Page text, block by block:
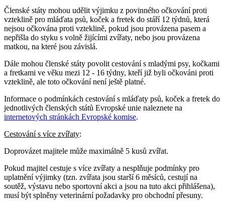
Členské státy mohou udělit výjimku z povinného očkování proti
vzteklině pro mláďata psů, koček a fretek do stáří 12 týdnů, která
nejsou očkována proti vzteklině, pokud jsou provázena pasem a
nepřišla do styku s volně žijícími zvířaty, nebo jsou provázena
matkou, na které jsou závislá.
Dále mohou členské státy povolit cestování s mladými psy, kočkami
a fretkami ve věku mezi 12 - 16 týdny, kteří již byli očkováni proti
vzteklině, ale toto očkování není ještě platné.
Informace o podmínkách cestování s mláďaty psů, koček a fretek do
jednotlivých členských států Evropské unie naleznete na
internetových stránkách Evropské komise.
Cestování s více zvířaty:
Doprovázet majitele může maximálně 5 kusů zvířat.
Pokud majitel cestuje s více zvířaty a nesplňuje podmínky pro
uplatnění výjimky (tzn. zvířata jsou starší 6 měsíců, cestují na
soutěž, výstavu nebo sportovní akci a jsou na tuto akci přihlášena),
musí být splněny veterinární požadavky pro obchodní přesuny.